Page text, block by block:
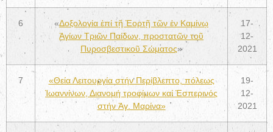
6 «Δοξολογία ἐπί τῇ Ἑορτῇ τῶν ἐν Καμίνῳ
Ἁγίων Τριῶν Παίδων, προστατῶν τοῦ
Πυροσβεστικοῦ Σώματος»
17-
12-
2021
7
«Θεία Λειτουργία στήν Περίβλεπτο, πόλεως
Ἰωαννίνων, Διανομή τροφίμων καί Ἑσπερινός
στήν Ἁγ. Μαρίνα»
19-
12-
2021